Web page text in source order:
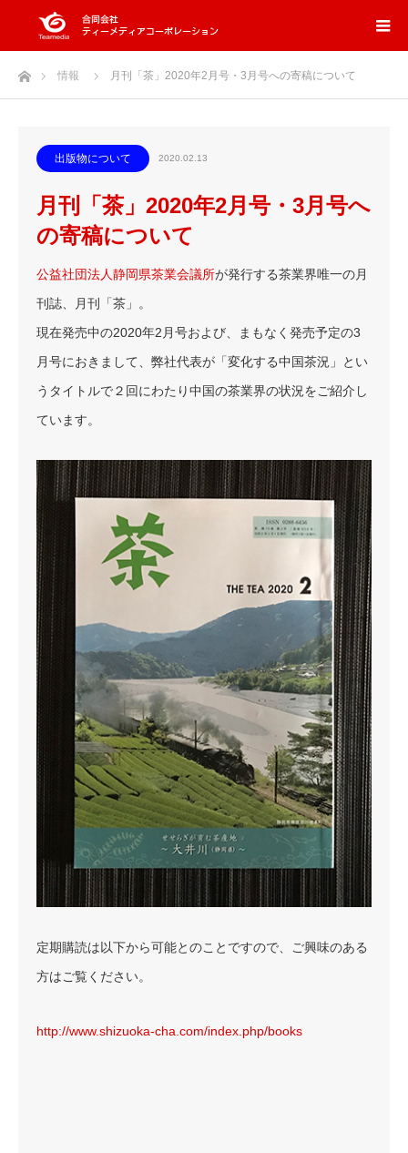
ホーム情報 月刊「茶」2020年2月号・3月号への寄稿について
出版物について 2020.02.13
月刊「茶」2020年2月号・3月号へ
の寄稿について
公益社団法人静岡県茶業会議所が発行する茶業界唯一の月
刊誌、月刊「茶」。
現在発売中の2020年2月号および、まもなく発売予定の3
月号におきまして、弊社代表が「変化する中国茶況」とい
うタイトルで２回にわたり中国の茶業界の状況をご紹介し
ています。
定期購読は以下から可能とのことですので、ご興味のある
方はご覧ください。
http://www.shizuoka-cha.com/index.php/books